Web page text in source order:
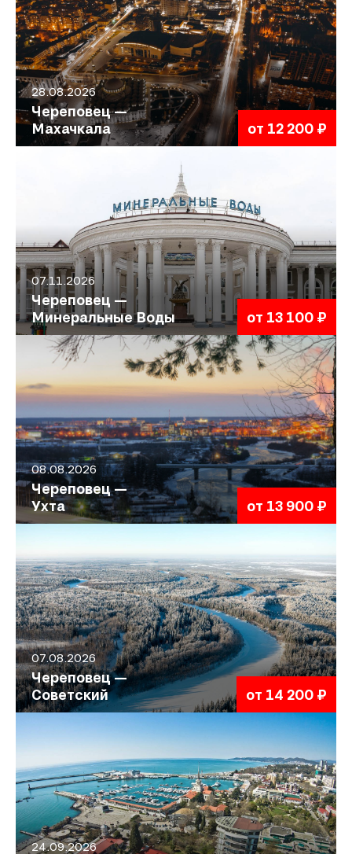
28.08.2026
Череповец —
Махачкала
от 12 200 ₽
07.11.2026
Череповец —
Минеральные Воды
от 13 100 ₽
08.08.2026
Череповец —
Ухта
от 13 900 ₽
07.08.2026
Череповец —
Советский
от 14 200 ₽
24.09.2026